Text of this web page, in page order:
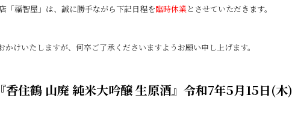
「福智屋」は、誠に勝手ながら下記日程を臨時休業とさせていただきます。
けいたしますが、何卒ご了承くださいますようお願い申し上げます。
住鶴 山廃 純米大吟醸 生原酒』令和7年5月15日(木)